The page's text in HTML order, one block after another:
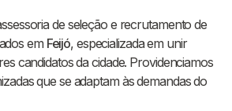
de seleção e recrutamento de
em Feijó, especializada em unir
candidatos da cidade. Providenciamos
que se adaptam às demandas do